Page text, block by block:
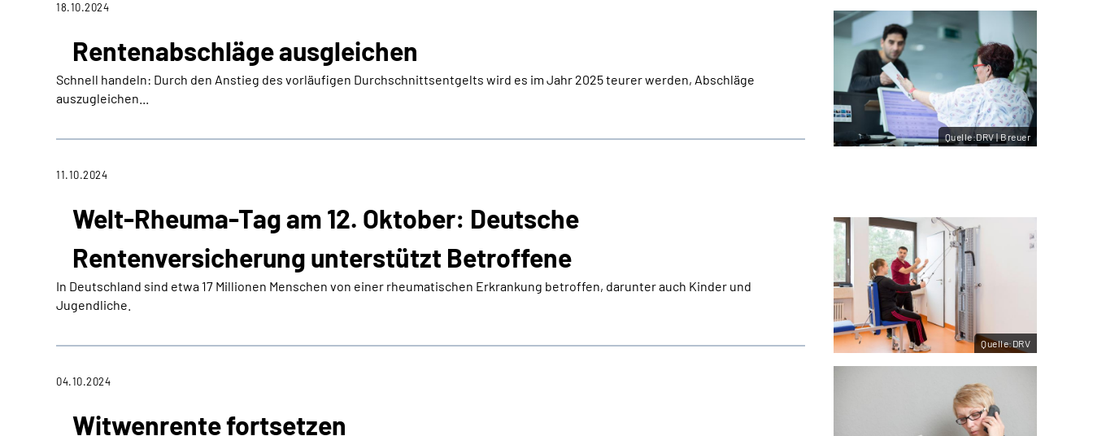
Rentenabschläge ausgleichen
18.10.2024
Schnell handeln: Durch den Anstieg des vorläufigen Durchschnittsentgelts wird es im Jahr 2025 teurer werden, Abschläge
auszugleichen...
Quelle:DRV | Breuer
Welt-Rheuma-Tag am 12. Oktober: Deutsche
Rentenversicherung unterstützt Betroffene
11.10.2024
In Deutschland sind etwa 17 Millionen Menschen von einer rheumatischen Erkrankung betroffen, darunter auch Kinder und
Jugendliche.
Quelle:DRV
Witwenrente fortsetzen
04.10.2024